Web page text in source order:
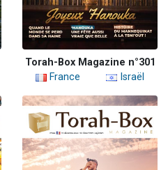
Torah-Box Magazine n°301
France
Israël